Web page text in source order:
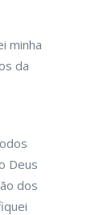
minha
da
Deus
dos